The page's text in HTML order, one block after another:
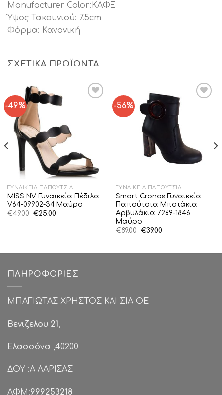
Manufacturer Color:ΚΑΦΕ
Ύψος Τακουνιού: 7.5cm
Φόρμα: Κανονική
ΣΧΕΤΙΚΆ ΠΡΟΪΌΝΤΑ
-49%
ΓΥΝΑΙΚΕΊΑ ΠΑΠΟΎΤΣΙΑ
MISS NV Γυναικεία Πέδιλα
V64-09902-34 Μαύρο
€49.00 Original
€25.00Η
-56%
ΓΥΝΑΙΚΕΊΑ ΠΑΠΟΎΤΣΙΑ
Smart Cronos Γυναικεία
Παπούτσια Μποτάκια
Αρβυλάκια 7269-1846
Μαύρο
€89.00 Original
€39.00Η
ΠΛΗΡΟΦΟΡΊΕΣ
ΜΠΑΓΙΩΤΑΣ ΧΡΗΣΤΟΣ ΚΑΙ ΣΙΑ ΟΕ
Βενιζελου 21,
Ελασσόνα ,40200
ΔΟΥ :Α ΛΑΡΙΣΑΣ
ΑΦΜ:999253218